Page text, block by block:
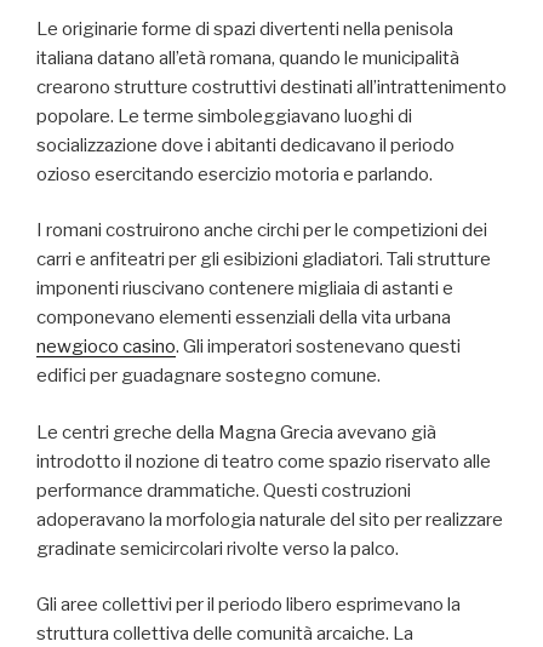
Le originarie forme di spazi divertenti nella penisola
italiana datano all’età romana, quando le municipalità
crearono strutture costruttivi destinati all’intrattenimento
popolare. Le terme simboleggiavano luoghi di
socializzazione dove i abitanti dedicavano il periodo
ozioso esercitando esercizio motoria e parlando.
I romani costruirono anche circhi per le competizioni dei
carri e anfiteatri per gli esibizioni gladiatori. Tali strutture
imponenti riuscivano contenere migliaia di astanti e
componevano elementi essenziali della vita urbana
newgioco casino. Gli imperatori sostenevano questi
edifici per guadagnare sostegno comune.
Le centri greche della Magna Grecia avevano già
introdotto il nozione di teatro come spazio riservato alle
performance drammatiche. Questi costruzioni
adoperavano la morfologia naturale del sito per realizzare
gradinate semicircolari rivolte verso la palco.
Gli aree collettivi per il periodo libero esprimevano la
struttura collettiva delle comunità arcaiche. La